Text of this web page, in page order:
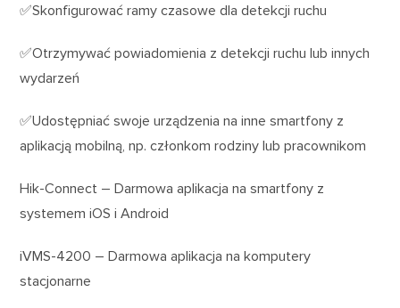
✅Skonfigurować ramy czasowe dla detekcji ruchu
✅Otrzymywać powiadomienia z detekcji ruchu lub innych
wydarzeń
✅Udostępniać swoje urządzenia na inne smartfony z
aplikacją mobilną, np. członkom rodziny lub pracownikom
Hik-Connect – Darmowa aplikacja na smartfony z
systemem iOS i Android
iVMS-4200 – Darmowa aplikacja na komputery
stacjonarne